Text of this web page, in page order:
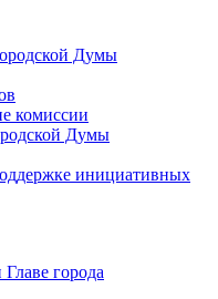
Думы
комиссии
Думы
инициативных
города